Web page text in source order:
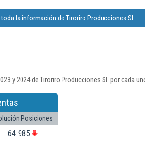
la información de Tiroriro Producciones Sl.
y 2024 de Tiroriro Producciones Sl. por cada
Posiciones
64.985